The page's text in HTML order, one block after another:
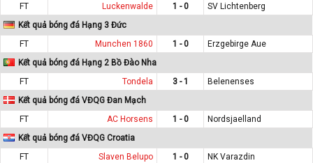
FT
Luckenwalde 1 - 0
SV Lichtenberg
Kết quả bóng đá Hạng 3 Đức
FT
Munchen 1860 1 - 0
Erzgebirge Aue
Kết quả bóng đá Hạng 2 Bồ Đào Nha
FT
Tondela 3 - 1
Belenenses
Kết quả bóng đá VĐQG Đan Mạch
FT
AC Horsens 1 - 0
Nordsjaelland
Kết quả bóng đá VĐQG Croatia
FT
Slaven Belupo 1 - 0
NK Varazdin